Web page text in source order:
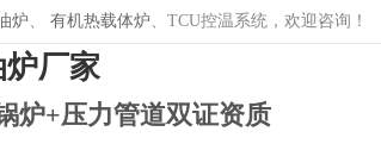
炉 、 有机热载体炉 、TCU控温系统，欢迎咨询！
炉厂家
炉+压力管道双证资质